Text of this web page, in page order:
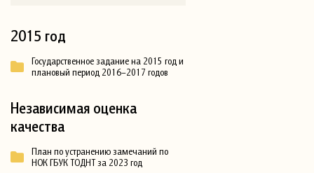
2015 год
Государственное задание на 2015 год и
плановый период 2016–2017 годов
Независимая оценка
качества
План по устранению замечаний по
НОК ГБУК ТОДНТ за 2023 год